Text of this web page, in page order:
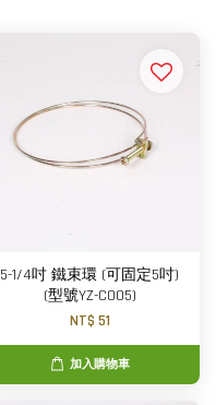
5-1/4吋 鐵束環 (可固定5吋)
(型號YZ-C005)
NT$ 51
加入購物車